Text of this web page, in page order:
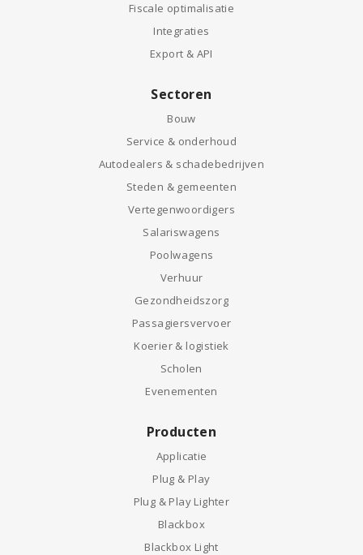
Fiscale optimalisatie
Integraties
Export & API
Sectoren
Bouw
Service & onderhoud
Autodealers & schadebedrijven
Steden & gemeenten
Vertegenwoordigers
Salariswagens
Poolwagens
Verhuur
Gezondheidszorg
Passagiersvervoer
Koerier & logistiek
Scholen
Evenementen
Producten
Applicatie
Plug & Play
Plug & Play Lighter
Blackbox
Blackbox Light